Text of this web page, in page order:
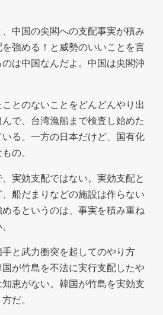
中国の尖閣への支配事実が積み
強める！と威勢のいいことを言
は中国なんだよ。中国は尖閣沖
とのないことをどんどんやり出
で、台湾漁船まで検査し始めた
る。一方の日本だけど、国有化
の。
実効支配ではない。実効支配と
船だまりなどの施設は作らない
るというのは、事実を積み重ね
と武力衝突を起してのやり方
が竹島を不法に実行支配したや
恵がない。韓国が竹島を実効支
だ。